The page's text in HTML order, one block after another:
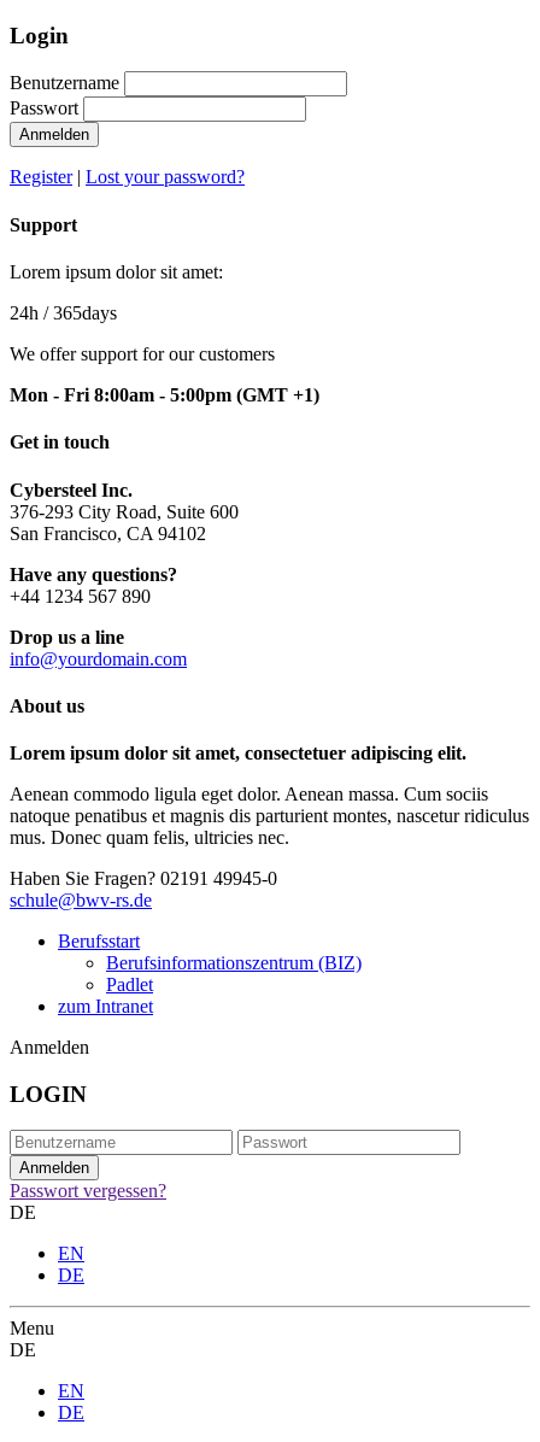
Login
Benutzername
Passwort
Anmelden
Register| Lost your password?
Support
Lorem ipsum dolor sit amet:
24h / 365days
We offer support for our customers
Mon - Fri 8:00am - 5:00pm (GMT +1)
Get in touch
Cybersteel Inc.
376-293 City Road, Suite 600
San Francisco, CA 94102
Have any questions?
+44 1234 567 890
Drop us a line
info@yourdomain.com
About us
Lorem ipsum dolor sit amet, consectetuer adipiscing elit.
Aenean commodo ligula eget dolor. Aenean massa. Cum sociis
natoque penatibus et magnis dis parturient montes, nascetur ridiculus
mus. Donec quam felis, ultricies nec.
Haben Sie Fragen? 02191 49945-0
schule@bwv-rs.de
Berufsstart
Berufsinformationszentrum (BIZ)
Padlet
zum Intranet
Anmelden
LOGIN
Passwort vergessen?
DE
EN
DE
Menu
DE
EN
DE